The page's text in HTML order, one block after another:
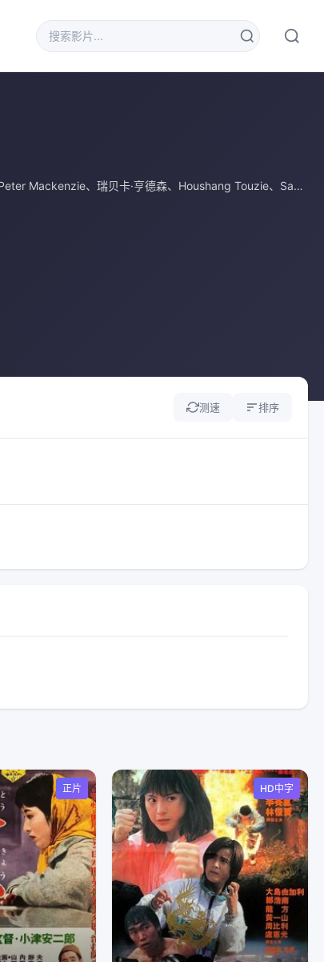
Mackenzie、 瑞贝卡·亨德森、 Houshang Touzie、 Sam Golzari
测速 排序
正片 HD中字